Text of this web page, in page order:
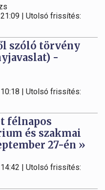
| Utolsó frissítés:
szóló törvény
-
| Utolsó frissítés:
félnapos
és szakmai
27-én »
| Utolsó frissítés: